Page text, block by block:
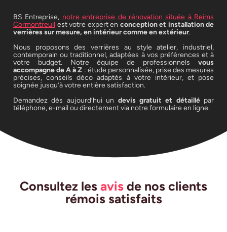
BS Entreprise, notre entreprise de rénovation située à Reims
Cormontreuil est votre expert en conception et installation de
verrières sur mesure, en intérieur comme en extérieur.
Nous proposons des verrières au style atelier, industriel,
contemporain ou traditionnel, adaptées à vos préférences et à
votre budget. Notre équipe de professionnels vous
accompagne de A à Z : étude personnalisée, prise des mesures
précises, conseils déco adaptés à votre intérieur, et pose
soignée jusqu’à votre entière satisfaction.
Demandez dès aujourd’hui un devis gratuit et détaillépar
téléphone, e-mail ou directement via notre formulaire en ligne.
Consultez les avis de nos clients
rémois satisfaits